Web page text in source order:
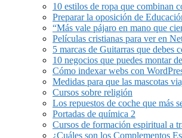
10 estilos de ropa que combinan
Preparar la oposición de
“Más vale pájaro en mano que
Películas cristianas para ver en
5 marcas de Guitarras que debes
10 negocios que puedes montar
Cómo indexar webs con
Medidas para que las mascotas
Cursos sobre religión
Los repuestos de coche que más
Portadas de química 2
Cursos de formación espiritual a
¿Cuáles son los Complementos